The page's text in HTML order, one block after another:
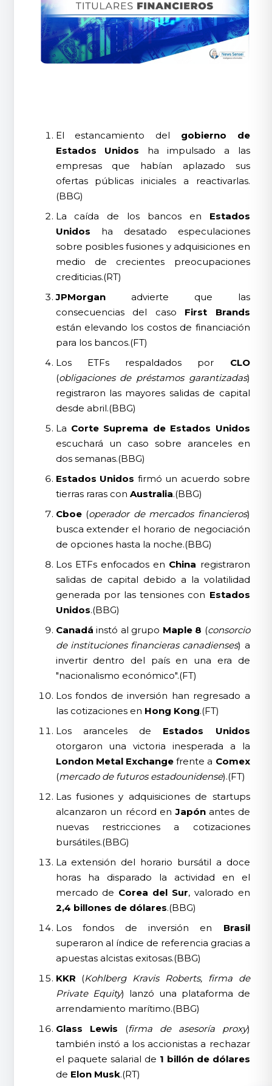
El estancamiento del gobierno de
Estados Unidos ha impulsado a las
empresas que habían aplazado sus
ofertas públicas iniciales a reactivarlas.
(BBG)
La caída de los bancos en Estados
Unidos ha desatado especulaciones
sobre posibles fusiones y adquisiciones en
medio de crecientes preocupaciones
crediticias.(RT)
JPMorganadvierte que las
consecuencias del caso First Brands
están elevando los costos de financiación
para los bancos.(FT)
Los ETFs respaldados por CLO
(obligaciones de préstamos garantizadas)
registraron las mayores salidas de capital
desde abril.(BBG)
La Corte Suprema de Estados Unidos
escuchará un caso sobre aranceles en
dos semanas.(BBG)
Estados Unidos firmó un acuerdo sobre
tierras raras con Australia.(BBG)
Cboe(operador de mercados financieros)
busca extender el horario de negociación
de opciones hasta la noche.(BBG)
Los ETFs enfocados en China registraron
salidas de capital debido a la volatilidad
generada por las tensiones con Estados
Unidos.(BBG)
Canadá instó al grupo Maple 8 (consorcio
de instituciones financieras canadienses) a
invertir dentro del país en una era de
"nacionalismo económico".(FT)
Los fondos de inversión han regresado a
las cotizaciones en Hong Kong.(FT)
Los aranceles de Estados Unidos
otorgaron una victoria inesperada a la
London Metal Exchangefrente a Comex
(mercado de futuros estadounidense).(FT)
Las fusiones y adquisiciones de startups
alcanzaron un récord enJapónantes de
nuevas restricciones a cotizaciones
bursátiles.(BBG)
La extensión del horario bursátil a doce
horas ha disparado la actividad en el
mercado de Corea del Sur, valorado en
2,4 billones de dólares.(BBG)
Los fondos de inversión en Brasil
superaron al índice de referencia gracias a
apuestas alcistas exitosas.(BBG)
KKR (Kohlberg Kravis Roberts, firma de
Private Equity) lanzó una plataforma de
arrendamiento marítimo.(BBG)
Glass Lewis (firma de asesoría proxy)
también instó a los accionistas a rechazar
el paquete salarial de 1 billón de dólares
de Elon Musk.(RT)